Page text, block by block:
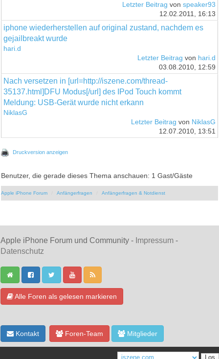
Letzter Beitrag von speaker93
12.02.2011, 16:13
iphone wiederherstellen auf original zustand, nachdem es
gejailbreakt wurde
hari.d
Letzter Beitrag von hari.d
03.08.2010, 12:59
Nach versetzen in [url=http://iszene.com/thread-
35137.html]DFU Modus[/url] des IPod Touch kommt
Meldung: USB-Gerät wurde nicht erkann
NiklasG
Letzter Beitrag von NiklasG
12.07.2010, 13:51
Druckversion anzeigen
Benutzer, die gerade dieses Thema anschauen: 1 Gast/Gäste
Apple iPhone Forum Anfängerfragen Anfängerfragen & Notdienst
Apple iPhone Forum und Community - Impressum -
Datenschutz
Alle Foren als gelesen markieren
Kontakt Foren-Team Mitglieder